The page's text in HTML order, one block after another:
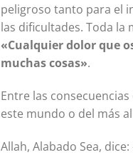
peligroso tanto para el
las dificultades. Toda la
«Cualquier dolor que
muchas cosas».
Entre las
este mundo o del más
Allah, Alabado Sea, dice: